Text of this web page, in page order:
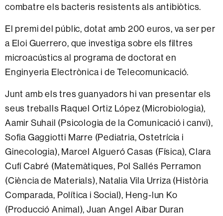
combatre els bacteris resistents als antibiòtics.
El premi del públic, dotat amb 200 euros, va ser per
a Eloi Guerrero, que investiga sobre els filtres
microacústics al programa de doctorat en
Enginyeria Electrònica i de Telecomunicació.
Junt amb els tres guanyadors hi van presentar els
seus treballs Raquel Ortiz López (Microbiologia),
Aamir Suhail (Psicologia de la Comunicació i canvi),
Sofia Gaggiotti Marre (Pediatria, Ostetrícia i
Ginecologia), Marcel Algueró Casas (Física), Clara
Cufí Cabré (Matemàtiques, Pol Sallés Perramon
(Ciència de Materials), Natalia Vila Urriza (Història
Comparada, Política i Social), Heng-lun Ko
(Producció Animal), Juan Angel Aibar Duran